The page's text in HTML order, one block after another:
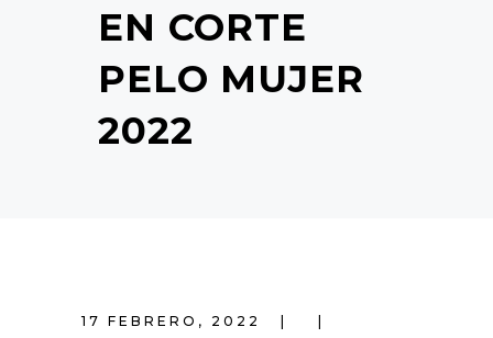
EN CORTE
PELO MUJER
2022
17 FEBRERO, 2022